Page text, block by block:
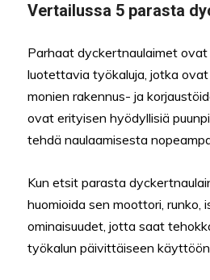
Vertailussa 5 parasta
Parhaat dyckertnaulaimet
luotettavia työkaluja, jotka
monien rakennus- ja
ovat erityisen hyödyllisiä
tehdä naulaamisesta
Kun etsit parasta
huomioida sen moottori, runko,
ominaisuudet, jotta saat
työkalun päivittäiseen